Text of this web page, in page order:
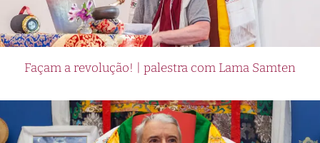
Façam a revolução! | palestra com Lama Samten